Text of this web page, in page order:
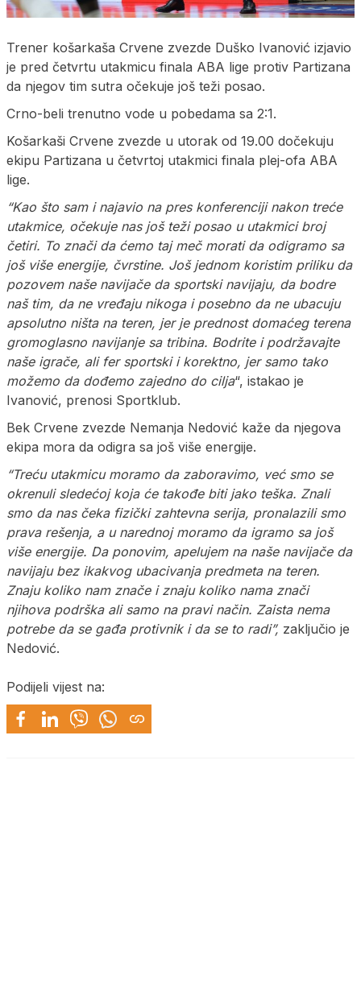
Trener košarkaša Crvene zvezde Duško Ivanović izjavio
je pred četvrtu utakmicu finala ABA lige protiv Partizana
da njegov tim sutra očekuje još teži posao.
Crno-beli trenutno vode u pobedama sa 2:1.
Košarkaši Crvene zvezde u utorak od 19.00 dočekuju
ekipu Partizana u četvrtoj utakmici finala plej-ofa ABA
lige.
“Kao što sam i najavio na pres konferenciji nakon treće
utakmice, očekuje nas još teži posao u utakmici broj
četiri. To znači da ćemo taj meč morati da odigramo sa
još više energije, čvrstine. Još jednom koristim priliku da
pozovem naše navijače da sportski navijaju, da bodre
naš tim, da ne vređaju nikoga i posebno da ne ubacuju
apsolutno ništa na teren, jer je prednost domaćeg terena
gromoglasno navijanje sa tribina. Bodrite i podržavajte
naše igrače, ali fer sportski i korektno, jer samo tako
možemo da dođemo zajedno do cilja“, istakao je
Ivanović, prenosi Sportklub.
Bek Crvene zvezde Nemanja Nedović kaže da njegova
ekipa mora da odigra sa još više energije.
“Treću utakmicu moramo da zaboravimo, već smo se
okrenuli sledećoj koja će takođe biti jako teška. Znali
smo da nas čeka fizički zahtevna serija, pronalazili smo
prava rešenja, a u narednoj moramo da igramo sa još
više energije. Da ponovim, apelujem na naše navijače da
navijaju bez ikakvog ubacivanja predmeta na teren.
Znaju koliko nam znače i znaju koliko nama znači
njihova podrška ali samo na pravi način. Zaista nema
potrebe da se gađa protivnik i da se to radi”, zaključio je
Nedović.
Podijeli vijest na: